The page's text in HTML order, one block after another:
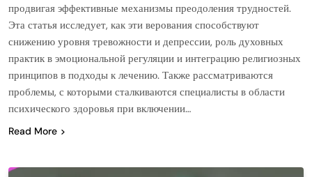
продвигая эффективные механизмы преодоления трудностей.
Эта статья исследует, как эти верования способствуют
снижению уровня тревожности и депрессии, роль духовных
практик в эмоциональной регуляции и интеграцию религиозных
принципов в подходы к лечению. Также рассматриваются
проблемы, с которыми сталкиваются специалисты в области
психического здоровья при включении…
Read More